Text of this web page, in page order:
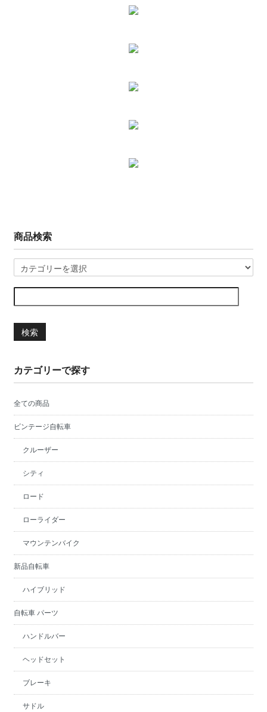
商品検索
検索
カテゴリーで探す
全ての商品
ビンテージ自転車
クルーザー
シティ
ロード
ローライダー
マウンテンバイク
新品自転車
ハイブリッド
自転車 パーツ
ハンドルバー
ヘッドセット
ブレーキ
サドル